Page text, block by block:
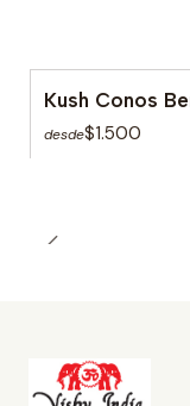
Kush Conos
desde$1.500